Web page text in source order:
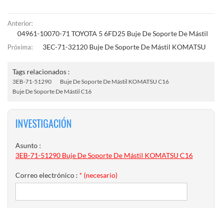
Anterior:
04961-10070-71 TOYOTA 5 6FD25 Buje De Soporte De Mástil
Próxima: 3EC-71-32120 Buje De Soporte De Mástil KOMATSU
Tags relacionados :
3EB-71-51290
Buje De Soporte De Mástil KOMATSU C16
Buje De Soporte De Mástil C16
INVESTIGACIÓN
Asunto :
3EB-71-51290 Buje De Soporte De Mástil KOMATSU C16
Correo electrónico : * (necesario)